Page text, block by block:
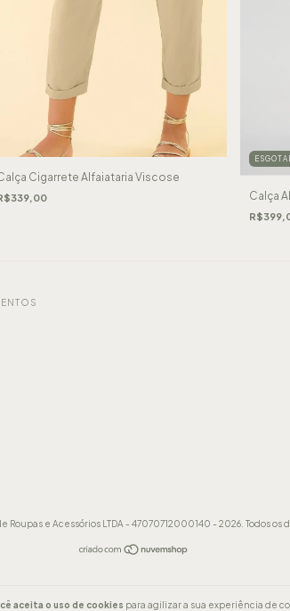
aceita o uso de cookies para agilizar a sua experiência de
Cigarrete Alfaiataria Viscose
Calça
Roupas e Acessórios LTDA - 47070712000140 - 2026. Todos os